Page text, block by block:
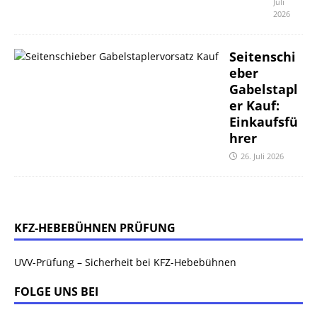
2026
Seitenschi
eber
Gabelstapl
er Kauf:
Einkaufsfü
hrer
26. Juli 2026
KFZ-HEBEBÜHNEN PRÜFUNG
UVV-Prüfung – Sicherheit bei KFZ-Hebebühnen
FOLGE UNS BEI